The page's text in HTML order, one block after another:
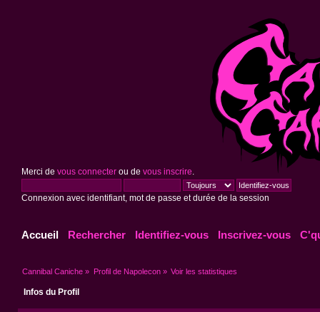
Merci de vous connecterou de vous inscrire
Connexion avec identifiant, mot de passe et durée de la session
Accueil Rechercher Identifiez-vous Inscrivez-vous
Cannibal Caniche » Profil de Napolecon» Voir les statistiques
Infos du Profil